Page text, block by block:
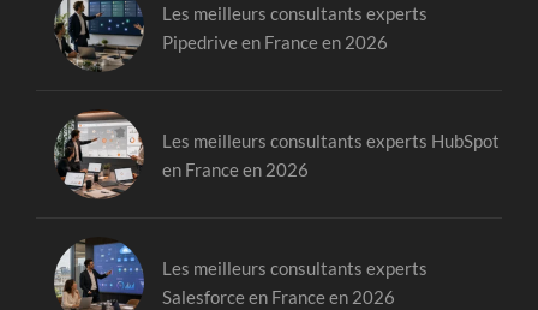
Les meilleurs consultants experts
Pipedrive en France en 2026
Les meilleurs consultants experts HubSpot
en France en 2026
Les meilleurs consultants experts
Salesforce en France en 2026